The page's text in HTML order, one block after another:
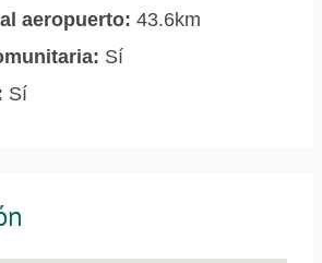
aeropuerto: 43.6km
Sí
Sí